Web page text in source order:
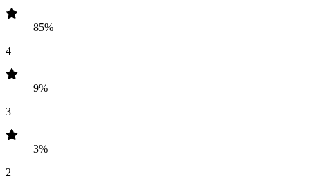
85%
4
9%
3
3%
2